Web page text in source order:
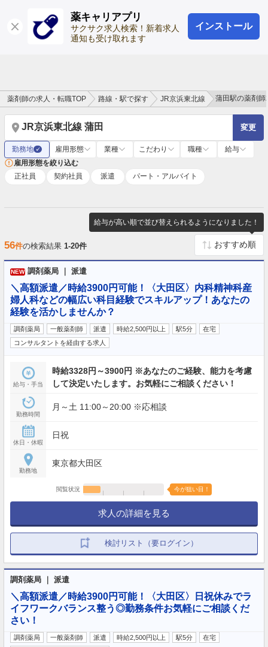
薬キャリアプリ
サクサク求人検索！新着求人
通知も受け取れます
インストール
ログイン 会員登録
薬剤師の求人・転職TOP 路線・駅で探す JR京浜東北線 蒲田駅の薬剤師
JR京浜東北線 蒲田 変更
勤務地 ✓ 雇用形態 業種 こだわり 職種
給与
雇用形態を絞り込む
正社員
契約社員 派遣 パート・アルバイト
給与が高い順で並び替えられるようになりました！
56件の検索結果 1-20件
NEW 調剤薬局 ｜ 派遣
＼高額派遣／時給3900円可能！〈大田区〉内科精神科産
婦人科などの幅広い科目経験でスキルアップ！あなたの
経験を活かしませんか？
調剤薬局 一般薬剤師 派遣 時給2,500円以上 駅5分
在宅
コンサルタントを経由する求人
給与・手当
時給3328円～3900円 ※あなたのご経験、能力を考慮
して決定いたします。お気軽にご相談ください！
勤務時間
月～土 11:00～20:00 ※応相談
休日・休暇
日祝
勤務地
東京都大田区
閲覧状況 今が狙い目！
求人の詳細を見る
検討リスト（要ログイン）
調剤薬局 ｜ 派遣
＼高額派遣／時給3900円可能！〈大田区〉日祝休みでラ
イフワークバランス整う◎勤務条件お気軽にご相談くだ
さい！
調剤薬局 一般薬剤師 派遣 時給2,500円以上 駅5分
在宅